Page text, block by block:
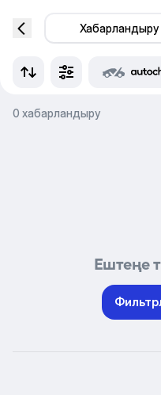
Хабарландыру
0 хабарландыру
Ештеңе